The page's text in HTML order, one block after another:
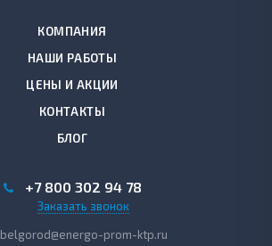
КОМПАНИЯ
НАШИ РАБОТЫ
ЦЕНЫ И АКЦИИ
КОНТАКТЫ
БЛОГ
+7 800 302 94 78
Заказать звонок
belgorod@energo-prom-ktp.ru